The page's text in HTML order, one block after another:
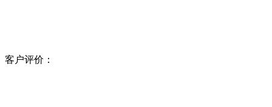
客户评价：